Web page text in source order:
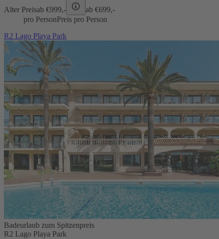
Alter Preisab €999,- ab €699,-
pro PersonPreis pro Person
R2 Lago Playa Park
Badeurlaub zum Spitzenpreis
R2 Lago Playa Park